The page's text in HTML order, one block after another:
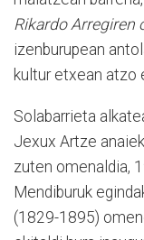
Rikardo Arregiren
izenburupean
kultur etxean atzo
Solabarrieta
Jexux Artze
zuten omenaldia,
Mendiburuk
(1829-1895)